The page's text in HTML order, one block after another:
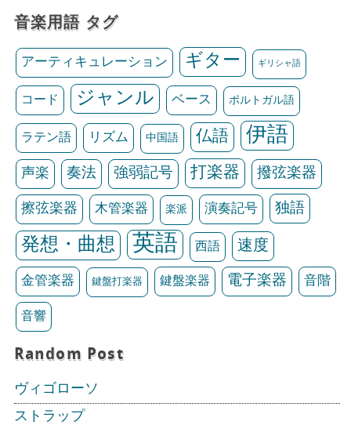
音楽用語 タグ
アーティキュレーション ギター ギリシャ語
コード ジャンル ベース ポルトガル語
ラテン語 リズム 中国語 仏語 伊語
声楽 奏法 強弱記号 打楽器 撥弦楽器
擦弦楽器 木管楽器 楽派 演奏記号 独語
発想・曲想 英語 西語 速度
金管楽器 鍵盤打楽器 鍵盤楽器 電子楽器 音階
音響
Random Post
ヴィゴローソ
ストラップ